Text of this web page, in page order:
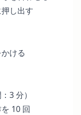
し出す
ける
3 分）
10 回